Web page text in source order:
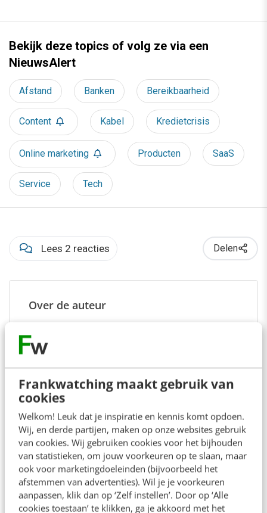
Frankwatching maakt gebruik van
cookies
Welkom! Leuk dat je inspiratie en kennis komt opdoen.
Wij, en derde partijen, maken op onze websites gebruik
van cookies. Wij gebruiken cookies voor het bijhouden
van statistieken, om jouw voorkeuren op te slaan, maar
ook voor marketingdoeleinden (bijvoorbeeld het
afstemmen van advertenties). Wil je je voorkeuren
aanpassen, klik dan op ‘Zelf instellen’. Door op ‘Alle
cookies toestaan’ te klikken, ga je akkoord met het
Bekijk deze topics of volg ze via een
NieuwsAlert
Afstand Banken Bereikbaarheid
Content Kabel Kredietcrisis
Online marketing Producten SaaS
Service Tech
Lees 2 reacties Delen
Over de auteur
Joost Steins Bisschop is
ondernemer en senior consultant
bij Full Service Digital Agency Jungle
Minds.